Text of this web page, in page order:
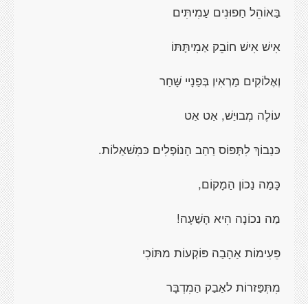
בַּאוֹהֵל חַפוּנִים עַמִיתִּים
אִישׁ אִישׁ חוֹבֵק אַמִיתָּתּוֹ
וְאֶלוֹקִים מַרְאִיוְ בְּפַנָיי שָּׁחַר
עוֹלֶה מְבוּיַשׁ, אַט אַט
כּנַבוֹךְ לִתְּפּוֹס רַהַב הָנוֹפְלִים כּמִשׁאַלוֹת.
כָּמַה נַכוֹן הַמָקוֹם,
מַה נכוֹנָה הִיא הָשַׁעָה!
פֵּעִימוֹת אַהָבַה פּוֹקְעוֹת מתּוֹכִי
מִתְּפַּזרוֹת לאַבַק הַמִדְבָּר